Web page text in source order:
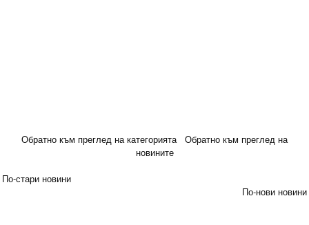
Обратно към преглед на категорията
Обратно към преглед на
новините
По-стари новини
По-нови новини